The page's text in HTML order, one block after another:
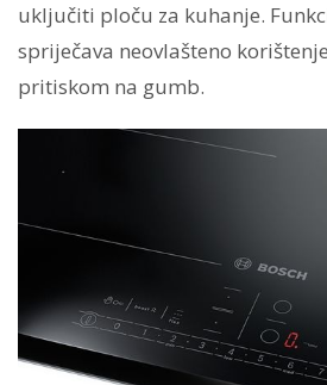
uključiti ploču za kuhanje.
spriječava neovlašteno
pritiskom na gumb.